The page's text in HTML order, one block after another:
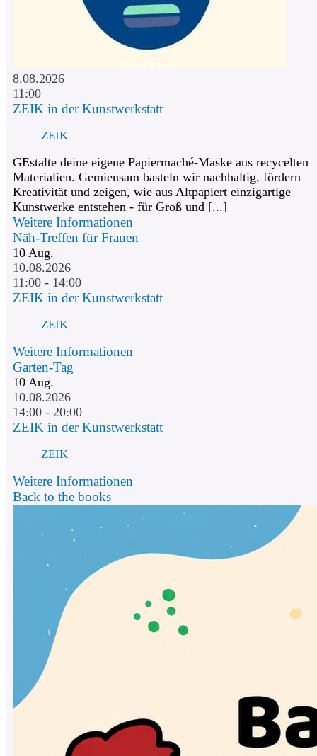
8.08.2026
11:00
ZEIK in der Kunstwerkstatt
ZEIK
GEstalte deine eigene Papiermaché-Maske aus recycelten
Materialien. Gemiensam basteln wir nachhaltig, fördern
Kreativität und zeigen, wie aus Altpapiert einzigartige
Kunstwerke entstehen - für Groß und [...]
Weitere Informationen
Näh-Treffen für Frauen
10 Aug.
10.08.2026
11:00 - 14:00
ZEIK in der Kunstwerkstatt
ZEIK
Weitere Informationen
Garten-Tag
10 Aug.
10.08.2026
14:00 - 20:00
ZEIK in der Kunstwerkstatt
ZEIK
Weitere Informationen
Back to the books